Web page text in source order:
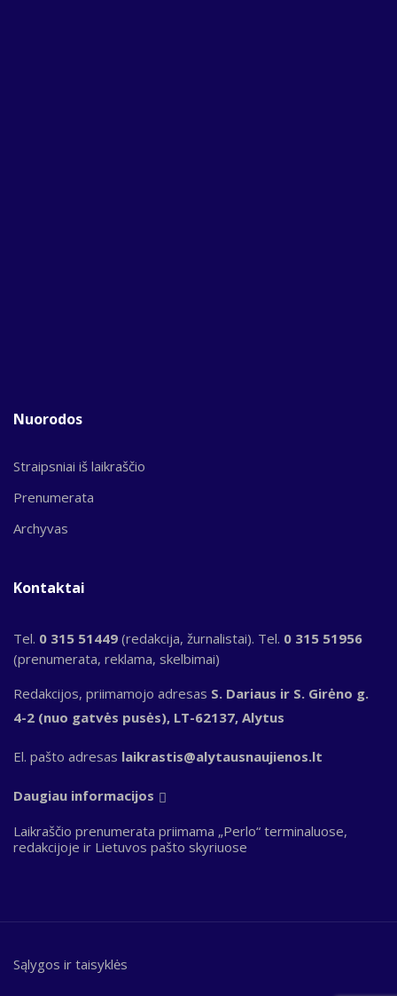
Nuorodos
Straipsniai iš laikraščio
Prenumerata
Archyvas
Kontaktai
Tel. 0 315 51449 (redakcija, žurnalistai). Tel. 0 315 51956
(prenumerata, reklama, skelbimai)
Redakcijos, priimamojo adresas S. Dariaus ir S. Girėno g.
4-2 (nuo gatvės pusės), LT-62137, Alytus
El. pašto adresas laikrastis@alytausnaujienos.lt
Daugiau informacijos
Laikraščio prenumerata priimama „Perlo“ terminaluose,
redakcijoje ir Lietuvos pašto skyriuose
Bottom
Sąlygos ir taisyklės